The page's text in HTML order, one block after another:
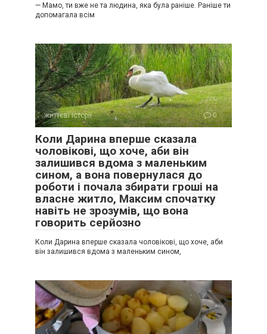
— Мамо, ти вже не та людина, яка була раніше. Раніше ти
допомагала всім
життєві історії 0
Коли Дарина вперше сказала
чоловікові, що хоче, аби він
залишився вдома з маленьким
сином, а вона повернулася до
роботи і почала збирати гроші на
власне житло, Максим спочатку
навіть не зрозумів, що вона
говорить серйозно
Коли Дарина вперше сказала чоловікові, що хоче, аби
він залишився вдома з маленьким сином,